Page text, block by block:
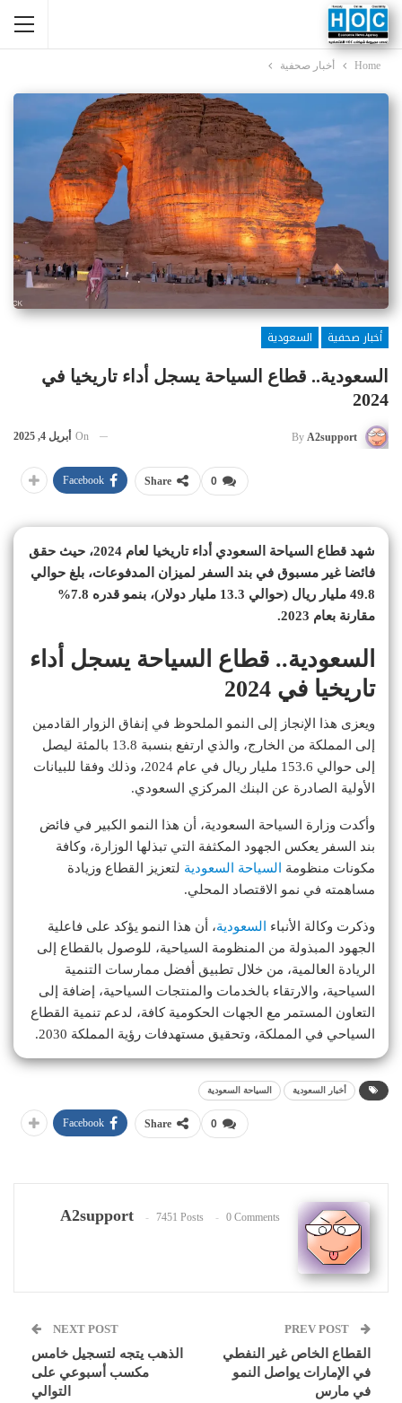
Home أخبار صحفية
أخبار صحفية
السعودية
السعودية.. قطاع السياحة يسجل أداء تاريخيا في
2024
By A2support
On أبريل 4, 2025
0
Share
Facebook
شهد قطاع السياحة السعودي أداء تاريخيا لعام 2024، حيث حقق
فائضا غير مسبوق في بند السفر لميزان المدفوعات، بلغ حوالي
49.8 مليار ريال (حوالي 13.3 مليار دولار)، بنمو قدره 7.8%
مقارنة بعام 2023.
السعودية.. قطاع السياحة يسجل أداء
تاريخيا في 2024
ويعزى هذا الإنجاز إلى النمو الملحوظ في إنفاق الزوار القادمين
إلى المملكة من الخارج، والذي ارتفع بنسبة 13.8 بالمئة ليصل
إلى حوالي 153.6 مليار ريال في عام 2024، وذلك وفقا للبيانات
الأولية الصادرة عن البنك المركزي السعودي.
وأكدت وزارة السياحة السعودية، أن هذا النمو الكبير في فائض
بند السفر يعكس الجهود المكثفة التي تبذلها الوزارة، وكافة
مكونات منظومة
السياحة السعودية لتعزيز القطاع وزيادة
مساهمته في نمو الاقتصاد المحلي.
وذكرت وكالة الأنباء السعودية، أن هذا النمو يؤكد على فاعلية
الجهود المبذولة من المنظومة السياحية، للوصول بالقطاع إلى
الريادة العالمية، من خلال تطبيق أفضل ممارسات التنمية
السياحية، والارتقاء بالخدمات والمنتجات السياحية، إضافة إلى
التعاون المستمر مع الجهات الحكومية كافة، لدعم تنمية القطاع
السياحي في المملكة، وتحقيق مستهدفات رؤية المملكة 2030.
أخبار السعودية السياحة السعودية
0
Share
Facebook
A2support 7451 Posts 0 Comments
القطاع الخاص غير النفطي
في الإمارات يواصل النمو
في مارس
NEXT POST
الذهب يتجه لتسجيل خامس
مكسب أسبوعي على
التوالي